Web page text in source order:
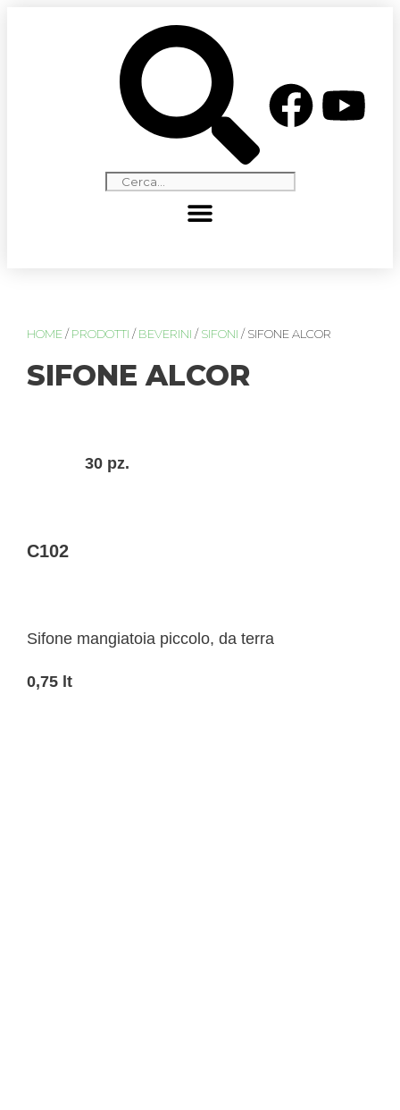
HOME / PRODOTTI / BEVERINI / SIFONI / SIFONE ALCOR
SIFONE ALCOR
30 pz.
C102
Sifone mangiatoia piccolo, da terra
0,75 lt